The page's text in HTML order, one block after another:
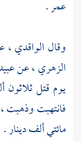
عمر.
وقال الواقدي،
الزهري، عن
يوم قتل
فانتهبت وذهبت
مائتي ألف دينار .